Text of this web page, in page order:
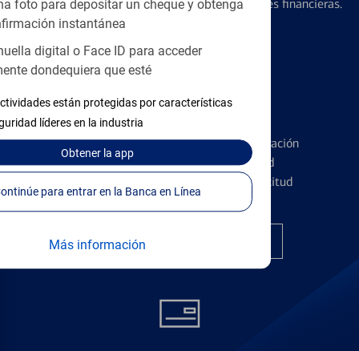
foto para depositar un cheque y obtenga
instantánea
digital o Face ID para acceder
dondequiera que esté
están protegidas por características
líderes en la industria
Obtenerla app
Continúe para entrar en la Banca en Línea
Más información
diseñados para ayudar con todas sus necesidades financieras.
Tarjetas de Crédito
Conozca los pormenores de la administración
de tarjetas de crédito y la identidad
financiera antes de presentar una solicitud
Encuentre la tarjeta correcta